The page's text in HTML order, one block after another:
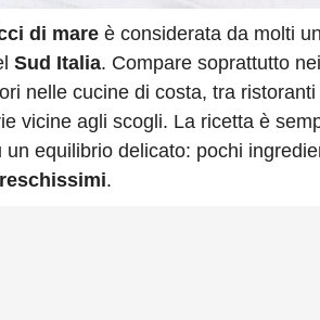
di mare è considerata da molti
Sud Italia. Compare soprattutto
nelle cucine di costa, tra
vicine agli scogli. La ricetta è
un equilibrio delicato: pochi
.